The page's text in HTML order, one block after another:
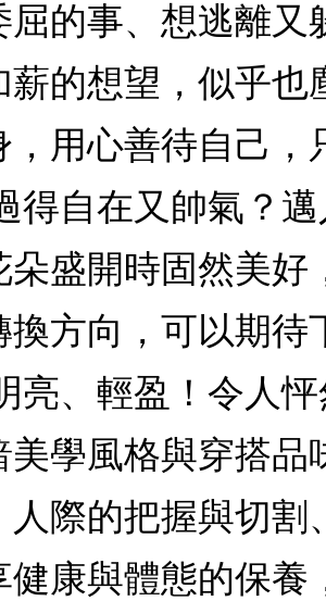
的事、想逃離又
的想望，似乎也
用心善待自己，
得自在又帥氣？
盛開時固然美好
方向，可以期待
、輕盈！令人怦
學風格與穿搭品
際的把握與切割
康與體態的保養